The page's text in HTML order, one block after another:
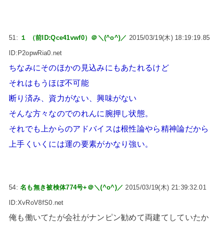
51: １ （前ID:Qce41vwf0）＠＼(^o^)／ 2015/03/19(木) 18:19:19.85
ID:P2opwRia0.net
ちなみにそのほかの見込みにもあたれるけど
それはもうほぼ不可能
断り済み、資力がない、興味がない
そんな方々なのでのれんに腕押し状態。
それでも上からのアドバイスは根性論やら精神論だから
上手くいくには運の要素がかなり強い。
54:名も無き被検体774号+＠＼(^o^)／ 2015/03/19(木) 21:39:32.01
ID:XvRoV8fS0.net
俺も働いてたが会社がナンピン勧めて両建てしていたか